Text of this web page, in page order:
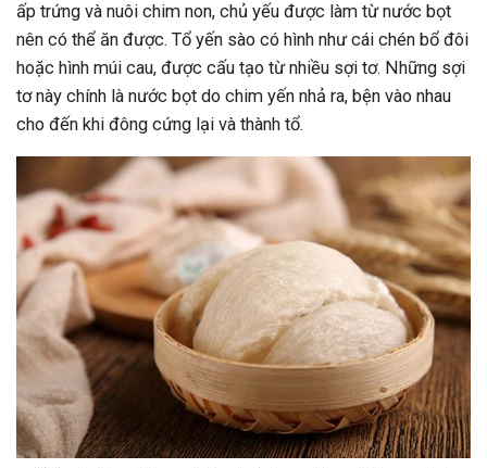
ấp trứng và nuôi chim non, chủ yếu được làm từ nước bọt
nên có thể ăn được. Tổ yến sào có hình như cái chén bổ đôi
hoặc hình múi cau, được cấu tạo từ nhiều sợi tơ. Những sợi
tơ này chính là nước bọt do chim yến nhả ra, bện vào nhau
cho đến khi đông cứng lại và thành tổ.